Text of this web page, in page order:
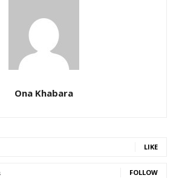
Ona Khabara
LIKE
FOLLOW